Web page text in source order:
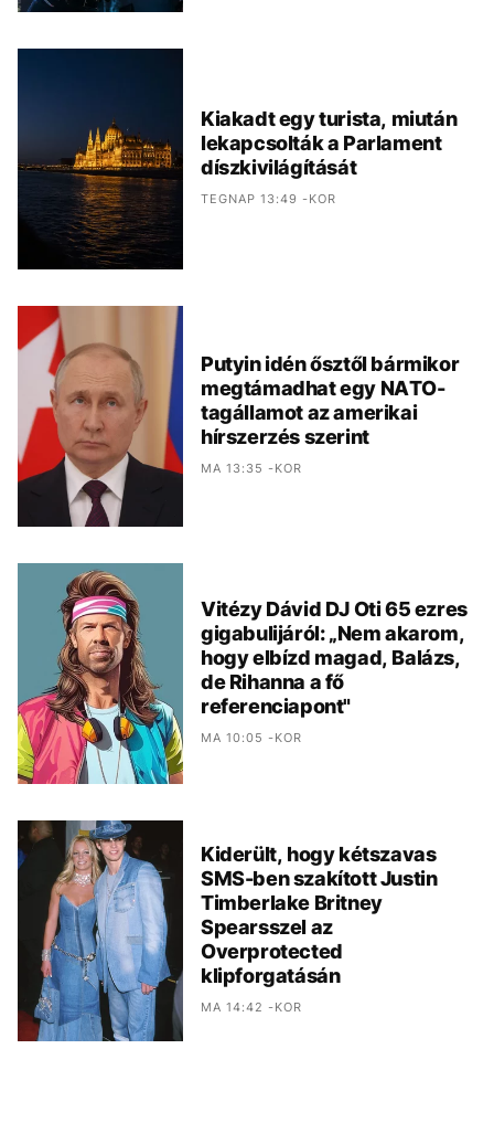
Kiakadt egy turista, miután
lekapcsolták a Parlament
díszkivilágítását
TEGNAP 13:49 -KOR
Putyin idén ősztől bármikor
megtámadhat egy NATO-
tagállamot az amerikai
hírszerzés szerint
MA 13:35 -KOR
Vitézy Dávid DJ Oti 65 ezres
gigabulijáról: „Nem akarom,
hogy elbízd magad, Balázs,
de Rihanna a fő
referenciapont"
MA 10:05 -KOR
Kiderült, hogy kétszavas
SMS-ben szakított Justin
Timberlake Britney
Spearsszel az
Overprotected
klipforgatásán
MA 14:42 -KOR